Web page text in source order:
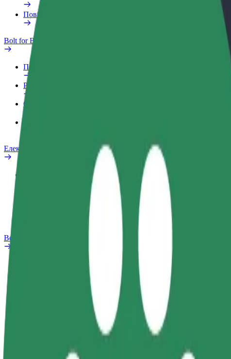
Повідомити про проблему з ТЗ
Bolt for Business
Переваги
Робочий обліковий запис
Сервіси
Електровелосипеди
Повідомити про проблему
Запитання та відповіді
Bolt Plus
Запитання та відповіді
власних умовах
Стати кур'єром